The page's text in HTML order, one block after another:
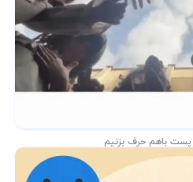
پست باهم حرف بزنیم